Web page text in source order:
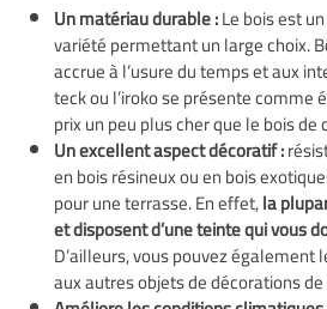
Un matériau durable :Le bois est
variété permettant un large choix.
accrue à l’usure du temps et aux
teck ou l’iroko se présente
prix un peu plus cher que le bois de
Un excellent aspect décoratif :
en bois résineux ou en bois
pour une terrasse. En effet,la
et disposent d’une teinte qui vous
D’ailleurs, vous pouvez
aux autres objets de décorations